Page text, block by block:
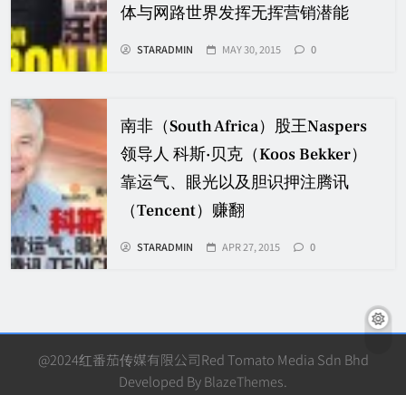
体与网路世界发挥无挥营销潜能
STARADMIN MAY 30, 2015 0
南非（South Africa）股王Naspers
领导人 科斯·贝克（Koos Bekker）
靠运气、眼光以及胆识押注腾讯
（Tencent）赚翻
STARADMIN APR 27, 2015 0
@2024红番茄传媒有限公司Red Tomato Media Sdn Bhd
Developed ByBlazeThemes